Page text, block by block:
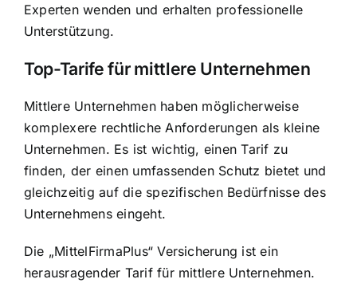
Experten wenden und erhalten professionelle
Unterstützung.
Top-Tarife für mittlere Unternehmen
Mittlere Unternehmen haben möglicherweise
komplexere rechtliche Anforderungen als kleine
Unternehmen. Es ist wichtig, einen Tarif zu
finden, der einen umfassenden Schutz bietet und
gleichzeitig auf die spezifischen Bedürfnisse des
Unternehmens eingeht.
Die „MittelFirmaPlus“ Versicherung ist ein
herausragender Tarif für mittlere Unternehmen.